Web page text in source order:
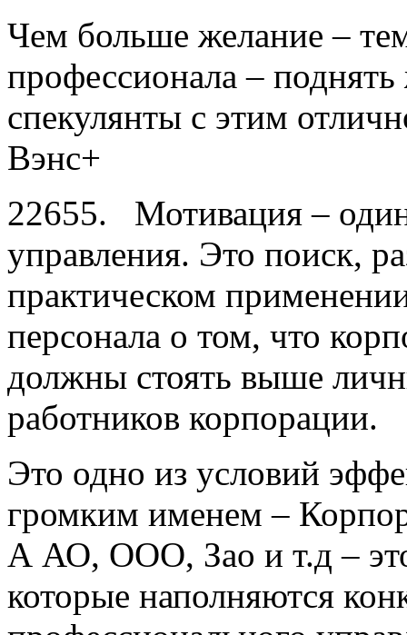
Чем больше желание –
профессионала –
спекулянты с этим
Вэнс+
22655. Мотивация –
управления. Это поиск,
практическом
персонала о том, что
должны стоять выше
работников корпорации.
Это одно из условий
громким именем –
А АО, ООО, Зао и т.д –
которые наполняются